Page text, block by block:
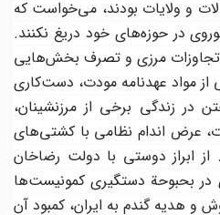
و ولایات بودند، می‌خواست که
در حوزه‌های خود دریغ نکنند.
مرزی و تصرف بخش‌هایی
مواد عهدنامه مودت، دست‌کاری
زندگی برخی از مرزنشینان،
عرض اندام نظامی با کشتی‌های
ابراز دوستی با دولت رضاخان
بحبوحة دستگیری کمونیست‌ها
گندم به ایران، کمبود آن